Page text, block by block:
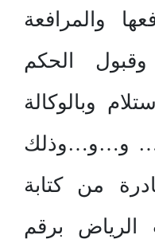
والمرافعة
وقبول الحكم
وبالوكالة
و…و…وذلك
من كتابة
الرياض برقم